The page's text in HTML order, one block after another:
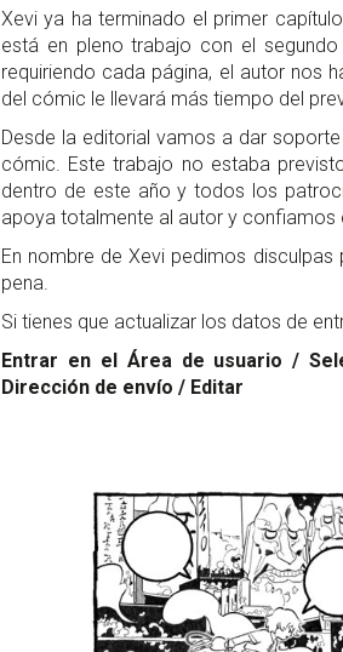
Xevi ya ha terminado el primer
está en pleno trabajo con el
requiriendo cada página, el autor nos
del cómic le llevará más tiempo del
Desde la editorial vamos a dar
cómic. Este trabajo no estaba
dentro de este año y todos los
apoya totalmente al autor y confiamos
En nombre de Xevi pedimos
pena.
Si tienes que actualizar los datos de
Entrar en el Área de usuario /
Dirección de envío / Editar